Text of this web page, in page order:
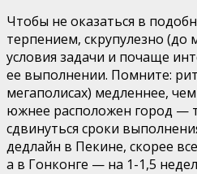
Чтобы не оказаться в
терпением, скрупулезно
условия задачи и почаще
ее выполнении. Помните:
мегаполисах) медленнее,
южнее расположен город —
сдвинуться сроки
дедлайн в Пекине, скорее
а в Гонконге — на 1-1,5